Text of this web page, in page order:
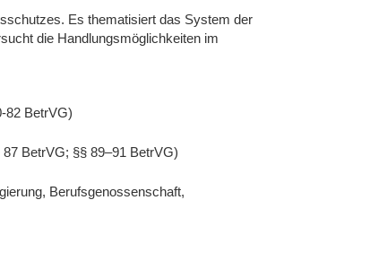
Es thematisiert das System der
die Handlungsmöglichkeiten im
82 BetrVG)
BetrVG; §§ 89–91 BetrVG)
Berufsgenossenschaft,